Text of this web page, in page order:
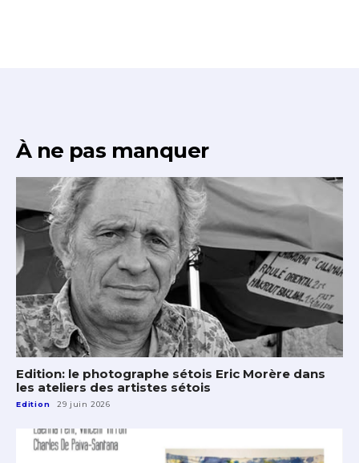
À ne pas manquer
Edition: le photographe sétois Eric Morère dans
les ateliers des artistes sétois
Edition 29 juin 2026